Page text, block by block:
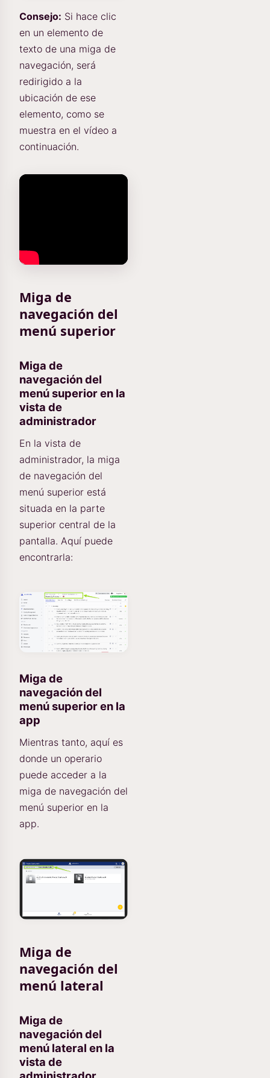
Consejo: Si hace clic
en un elemento de
texto de una miga de
navegación, será
redirigido a la
ubicación de ese
elemento, como se
muestra en el vídeo a
continuación.
Miga de
navegación del
menú superior
Miga de
navegación del
menú superior en la
vista de
administrador
En la vista de
administrador, la miga
de navegación del
menú superior está
situada en la parte
superior central de la
pantalla. Aquí puede
encontrarla:
Miga de
navegación del
menú superior en la
app
Mientras tanto, aquí es
donde un operario
puede acceder a la
miga de navegación del
menú superior en la
app.
Miga de
navegación del
menú lateral
Miga de
navegación del
menú lateral en la
vista de